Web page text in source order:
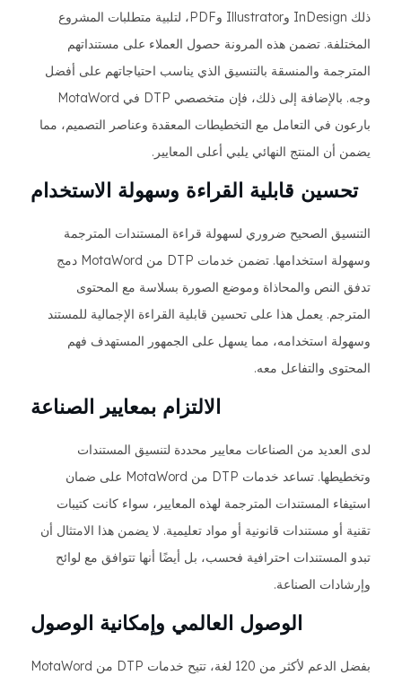
ذلك InDesign وIllustrator وPDF، لتلبية متطلبات المشروع
المختلفة. تضمن هذه المرونة حصول العملاء على مستنداتهم
المترجمة والمنسقة بالتنسيق الذي يناسب احتياجاتهم على أفضل
وجه. بالإضافة إلى ذلك، فإن متخصصي DTP في MotaWord
بارعون في التعامل مع التخطيطات المعقدة وعناصر التصميم، مما
يضمن أن المنتج النهائي يلبي أعلى المعايير.
تحسين قابلية القراءة وسهولة الاستخدام
التنسيق الصحيح ضروري لسهولة قراءة المستندات المترجمة
وسهولة استخدامها. تضمن خدمات DTP من MotaWord دمج
تدفق النص والمحاذاة وموضع الصورة بسلاسة مع المحتوى
المترجم. يعمل هذا على تحسين قابلية القراءة الإجمالية للمستند
وسهولة استخدامه، مما يسهل على الجمهور المستهدف فهم
المحتوى والتفاعل معه.
الالتزام بمعايير الصناعة
لدى العديد من الصناعات معايير محددة لتنسيق المستندات
وتخطيطها. تساعد خدمات DTP من MotaWord على ضمان
استيفاء المستندات المترجمة لهذه المعايير، سواء كانت كتيبات
تقنية أو مستندات قانونية أو مواد تعليمية. لا يضمن هذا الامتثال أن
تبدو المستندات احترافية فحسب، بل أيضًا أنها تتوافق مع لوائح
وإرشادات الصناعة.
الوصول العالمي وإمكانية الوصول
بفضل الدعم لأكثر من 120 لغة، تتيح خدمات DTP من MotaWord